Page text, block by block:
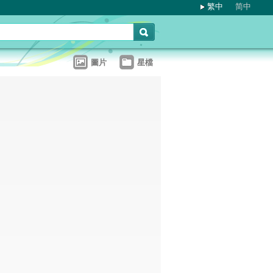
繁中 简中
圖片 星檔